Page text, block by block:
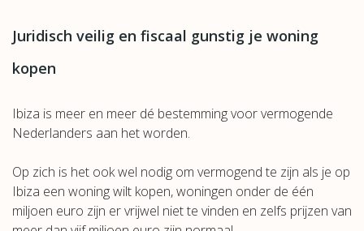
Juridisch veilig en fiscaal gunstig je woning
kopen
Ibiza is meer en meer dé bestemming voor vermogende
Nederlanders aan het worden.
Op zich is het ook wel nodig om vermogend te zijn als je op
Ibiza een woning wilt kopen, woningen onder de één
miljoen euro zijn er vrijwel niet te vinden en zelfs prijzen van